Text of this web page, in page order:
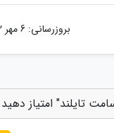
بروزرسانی: 6 مهر 1402
تایلند" امتیاز دهید